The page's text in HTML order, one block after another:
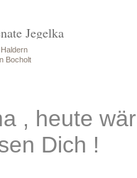
Jegelka
Bocholt
, heute
Dich !